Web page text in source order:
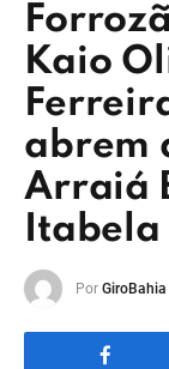
Kaio
abrem
Arraiá
Itabela
Por GiroBahia